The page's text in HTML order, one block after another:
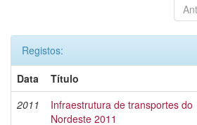
Registos:
Data
Título
2011
Infraestrutura de transportes do
Nordeste 2011